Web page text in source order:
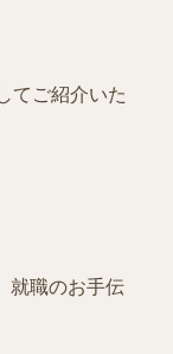
てご紹介いた
就職のお手伝